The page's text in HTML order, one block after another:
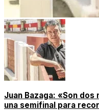
Juan Bazaga: «Son
una semifinal para